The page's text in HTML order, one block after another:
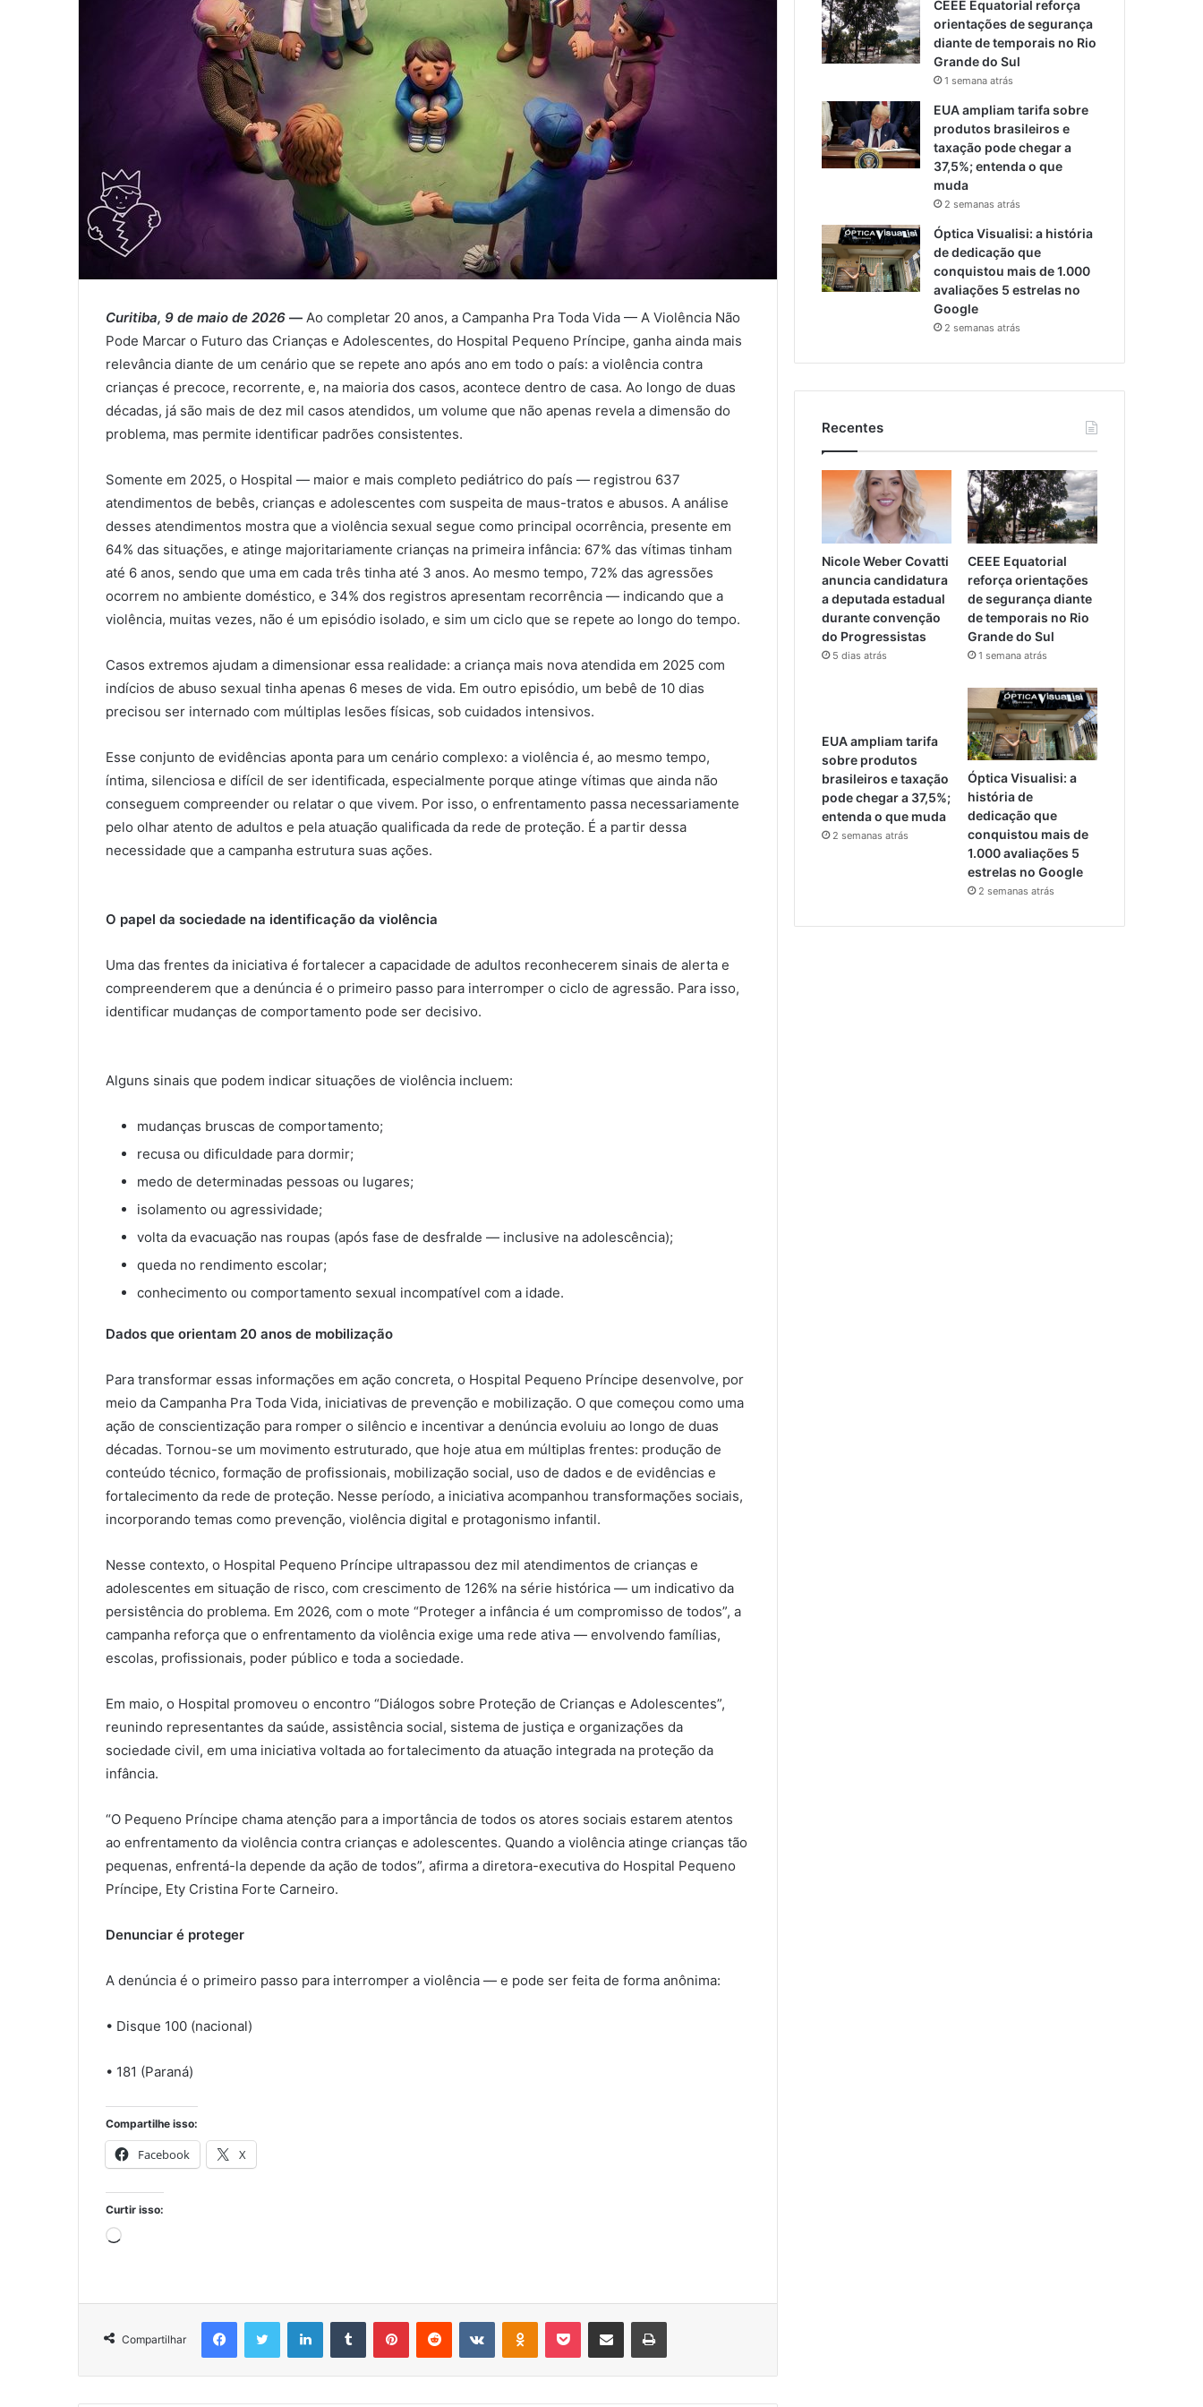
Curitiba, 9 de maio de 2026 — Ao completar 20 anos, a Campanha Pra Toda Vida — A Violência Não
Pode Marcar o Futuro das Crianças e Adolescentes, do Hospital Pequeno Príncipe, ganha ainda mais
relevância diante de um cenário que se repete ano após ano em todo o país: a violência contra
crianças é precoce, recorrente, e, na maioria dos casos, acontece dentro de casa. Ao longo de duas
décadas, já são mais de dez mil casos atendidos, um volume que não apenas revela a dimensão do
problema, mas permite identificar padrões consistentes.
Somente em 2025, o Hospital — maior e mais completo pediátrico do país — registrou 637
atendimentos de bebês, crianças e adolescentes com suspeita de maus-tratos e abusos. A análise
desses atendimentos mostra que a violência sexual segue como principal ocorrência, presente em
64% das situações, e atinge majoritariamente crianças na primeira infância: 67% das vítimas tinham
até 6 anos, sendo que uma em cada três tinha até 3 anos. Ao mesmo tempo, 72% das agressões
ocorrem no ambiente doméstico, e 34% dos registros apresentam recorrência — indicando que a
violência, muitas vezes, não é um episódio isolado, e sim um ciclo que se repete ao longo do tempo.
Casos extremos ajudam a dimensionar essa realidade: a criança mais nova atendida em 2025 com
indícios de abuso sexual tinha apenas 6 meses de vida. Em outro episódio, um bebê de 10 dias
precisou ser internado com múltiplas lesões físicas, sob cuidados intensivos.
Esse conjunto de evidências aponta para um cenário complexo: a violência é, ao mesmo tempo,
íntima, silenciosa e difícil de ser identificada, especialmente porque atinge vítimas que ainda não
conseguem compreender ou relatar o que vivem. Por isso, o enfrentamento passa necessariamente
pelo olhar atento de adultos e pela atuação qualificada da rede de proteção. É a partir dessa
necessidade que a campanha estrutura suas ações.
O papel da sociedade na identificação da violência
Uma das frentes da iniciativa é fortalecer a capacidade de adultos reconhecerem sinais de alerta e
compreenderem que a denúncia é o primeiro passo para interromper o ciclo de agressão. Para isso,
identificar mudanças de comportamento pode ser decisivo.
Alguns sinais que podem indicar situações de violência incluem:
mudanças bruscas de comportamento;
recusa ou dificuldade para dormir;
medo de determinadas pessoas ou lugares;
isolamento ou agressividade;
volta da evacuação nas roupas (após fase de desfralde — inclusive na adolescência);
queda no rendimento escolar;
conhecimento ou comportamento sexual incompatível com a idade.
Dados que orientam 20 anos de mobilização
Para transformar essas informações em ação concreta, o Hospital Pequeno Príncipe desenvolve, por
meio da Campanha Pra Toda Vida, iniciativas de prevenção e mobilização. O que começou como uma
ação de conscientização para romper o silêncio e incentivar a denúncia evoluiu ao longo de duas
décadas. Tornou-se um movimento estruturado, que hoje atua em múltiplas frentes: produção de
conteúdo técnico, formação de profissionais, mobilização social, uso de dados e de evidências e
fortalecimento da rede de proteção. Nesse período, a iniciativa acompanhou transformações sociais,
incorporando temas como prevenção, violência digital e protagonismo infantil.
Nesse contexto, o Hospital Pequeno Príncipe ultrapassou dez mil atendimentos de crianças e
adolescentes em situação de risco, com crescimento de 126% na série histórica — um indicativo da
persistência do problema. Em 2026, com o mote “Proteger a infância é um compromisso de todos”, a
campanha reforça que o enfrentamento da violência exige uma rede ativa — envolvendo famílias,
escolas, profissionais, poder público e toda a sociedade.
Em maio, o Hospital promoveu o encontro “Diálogos sobre Proteção de Crianças e Adolescentes”,
reunindo representantes da saúde, assistência social, sistema de justiça e organizações da
sociedade civil, em uma iniciativa voltada ao fortalecimento da atuação integrada na proteção da
infância.
“O Pequeno Príncipe chama atenção para a importância de todos os atores sociais estarem atentos
ao enfrentamento da violência contra crianças e adolescentes. Quando a violência atinge crianças tão
pequenas, enfrentá-la depende da ação de todos”, afirma a diretora-executiva do Hospital Pequeno
Príncipe, Ety Cristina Forte Carneiro.
Denunciar é proteger
A denúncia é o primeiro passo para interromper a violência — e pode ser feita de forma anônima:
• Disque 100 (nacional)
• 181 (Paraná)
Compartilhe isso:
Facebook X
Curtir isso:
Carregando...
Compartilhar
FacebookTwitter LinkedinTumblr PinterestReddit VK OK Pocket Compartilhar via e-mail Imprimir
CEEE Equatorial reforça
orientações de segurança
diante de temporais no Rio
Grande do Sul
1 semana atrás
EUA ampliam tarifa sobre
produtos brasileiros e
taxação pode chegar a
37,5%; entenda o que
muda
2 semanas atrás
Óptica Visualisi: a história
de dedicação que
conquistou mais de 1.000
avaliações 5 estrelas no
Google
2 semanas atrás
Recentes
Nicole Weber Covatti
anuncia candidatura
a deputada estadual
durante convenção
do Progressistas
5 dias atrás
CEEE Equatorial
reforça orientações
de segurança diante
de temporais no Rio
Grande do Sul
1 semana atrás
EUA ampliam tarifa
sobre produtos
brasileiros e taxação
pode chegar a 37,5%;
entenda o que muda
2 semanas atrás
Óptica Visualisi: a
história de
dedicação que
conquistou mais de
1.000 avaliações 5
estrelas no Google
2 semanas atrás